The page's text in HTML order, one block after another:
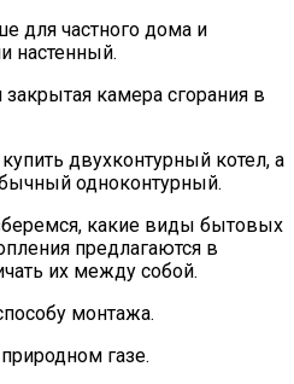
для частного дома и
настенный.
камера сгорания в
двухконтурный котел, а
одноконтурный.
какие виды бытовых
предлагаются в
их между собой.
монтажа.
газе.